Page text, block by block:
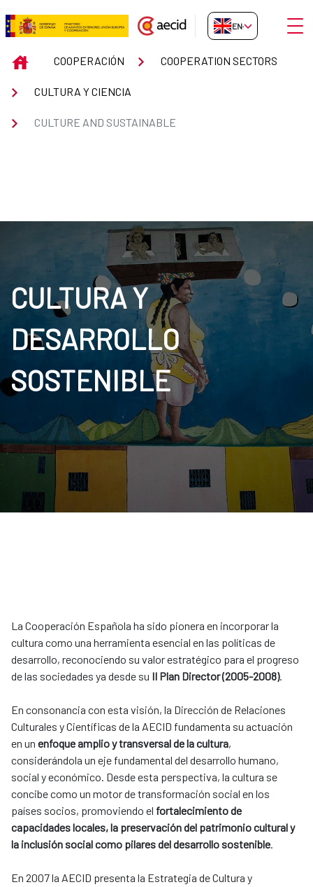
Skip to Main Content
CULTURE AND SUSTAINABLE
EN-GB
INICIOCOOPERACIÓN COOPERATION SECTORS
CULTURA Y CIENCIA
CULTURE AND SUSTAINABLE
CULTURA Y
DESARROLLO
SOSTENIBLE
La Cooperación Española ha sido pionera en incorporar la
cultura como una herramienta esencial en las políticas de
desarrollo, reconociendo su valor estratégico para el progreso
de las sociedades ya desde su II Plan Director (2005-2008).
En consonancia con esta visión, la Dirección de Relaciones
Culturales y Científicas de la AECID fundamenta su actuación
en un enfoque amplio y transversal de la cultura,
considerándola un eje fundamental del desarrollo humano,
social y económico. Desde esta perspectiva, la cultura se
concibe como un motor de transformación social en los
países socios, promoviendo el fortalecimiento de
capacidades locales, la preservación del patrimonio cultural y
la inclusión social como pilares del desarrollo sostenible.
En 2007 la AECID presenta la Estrategia de Cultura y